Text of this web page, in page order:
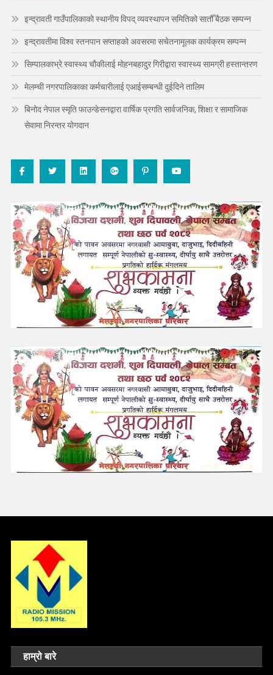
इन्द्रावती गाउँपालिकाको स्थानीय विपद् व्यवस्थापन समितिको सातौँ बैठक सम्पन्न
इन्द्रावतीमा विश्व स्तनपान सप्ताहको अवसरमा सचेतनामूलक कार्यक्रम सम्पन्न
सिम्पालकाभ्रे स्वास्थ्य चौकीलाई मोहनबहादुर गिरीद्वारा स्वास्थ्य सामग्री हस्तान्तरण
मेलम्ची नगरपालिकाका कर्मचारीलाई एआईसम्बन्धी दुईदिने तालिम
बिनोद नेपाल स्मृति फाउन्डेसनद्वारा वार्षिक प्रगति सार्वजनिक, शिक्षा र सामाजिक
सेवामा निरन्तर योगदान
हाम्रो बारे